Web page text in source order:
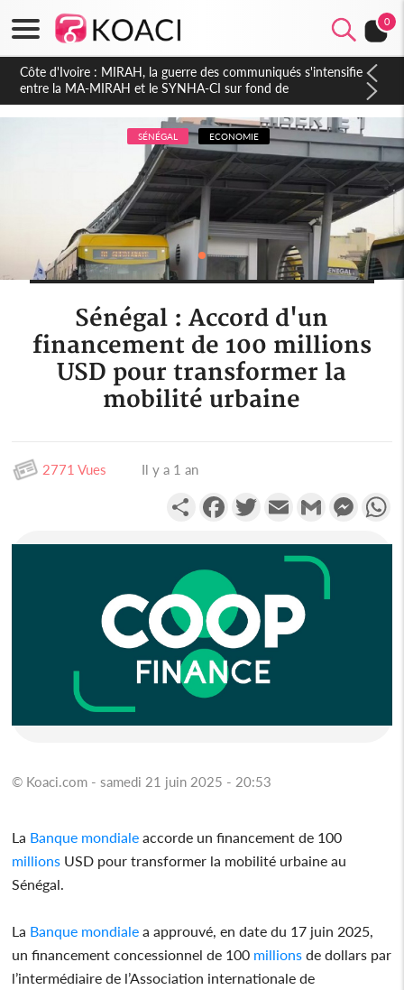
0
Côte d'Ivoire : Indépendance 2026, Thiam plaide pour un
environnement démocratique plus apaisé
SÉNÉGAL ECONOMIE
Sénégal : Accord d'un
financement de 100 millions
USD pour transformer la
mobilité urbaine
2771 Vues Il y a 1 an
PartagerFacebookTwitterEmail Gmail
© Koaci.com - samedi 21 juin 2025 - 20:53
La Banque mondiale accorde un financement de 100
millions USD pour transformer la mobilité urbaine au
Sénégal.
La Banque mondiale a approuvé, en date du 17 juin 2025,
un financement concessionnel de 100 millions de dollars par
l’intermédiaire de l’Association internationale de